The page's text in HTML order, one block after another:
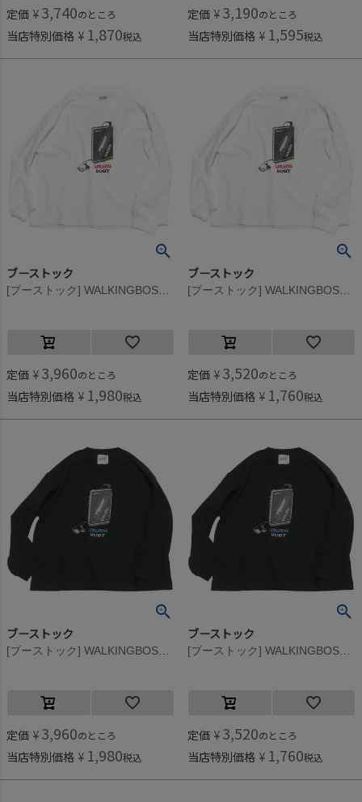
定価 ¥ 3,740のところ
当店特別価格 ¥ 1,870税込
定価 ¥ 3,190のところ
当店特別価格 ¥ 1,595税込
ブーストック
定価 ¥ 3,960のところ
当店特別価格 ¥ 1,980税込
ブーストック
定価 ¥ 3,520のところ
当店特別価格 ¥ 1,760税込
ブーストック
定価 ¥ 3,960のところ
当店特別価格 ¥ 1,980税込
ブーストック
定価 ¥ 3,520のところ
当店特別価格 ¥ 1,760税込